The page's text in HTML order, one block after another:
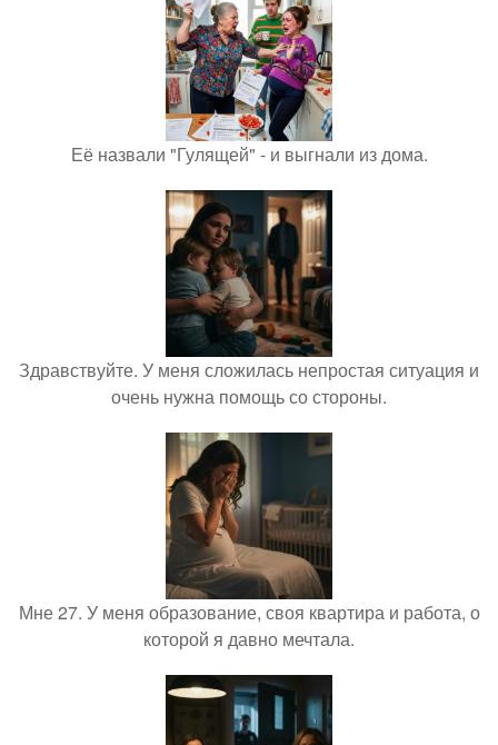
Её назвали "Гулящей" - и выгнали из дома.
Здравствуйте. У меня сложилась непростая ситуация и
очень нужна помощь со стороны.
Мне 27. У меня образование, своя квартира и работа, о
которой я давно мечтала.